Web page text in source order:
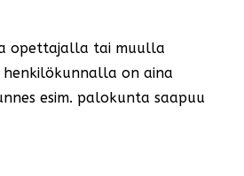
opettajalla tai muulla
on aina
esim. palokunta saapuu